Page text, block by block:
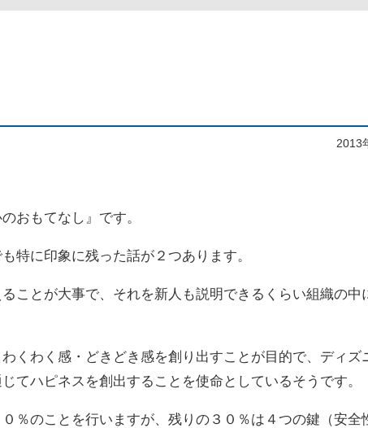
2013
おもてなし』です。
特に印象に残った話が２つあります。
ことが大事で、それを新人も説明できるくらい組織の中
くわく感・どきどき感を創り出すことが目的で、ディズ
てハピネスを創出することを使命としているそうです。
％のことを行いますが、残りの３０％は４つの鍵（安全